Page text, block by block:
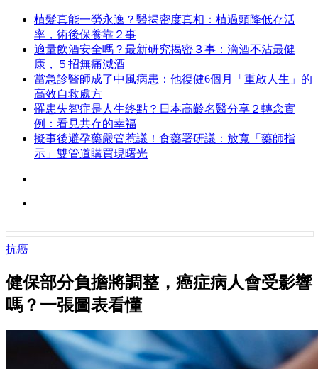
植髮真能一勞永逸？醫揭密度真相：植過頭降低存活
率，術後保養靠２事
適量飲酒安全嗎？最新研究揭密３事：滴酒不沾最健
康，５招無痛減酒
當急診醫師成了中風病患：他復健6個月「重啟人生」的
高效自救處方
罹患失智症是人生終點？日本高齡名醫分享２轉念實
例：看見共存的幸福
擬事後避孕藥嚴管惹議！食藥署研議：放寬「藥師指
示」雙管道購買現曙光
抗癌
健保部分負擔將調整，癌症病人會受影響
嗎？一張圖表看懂